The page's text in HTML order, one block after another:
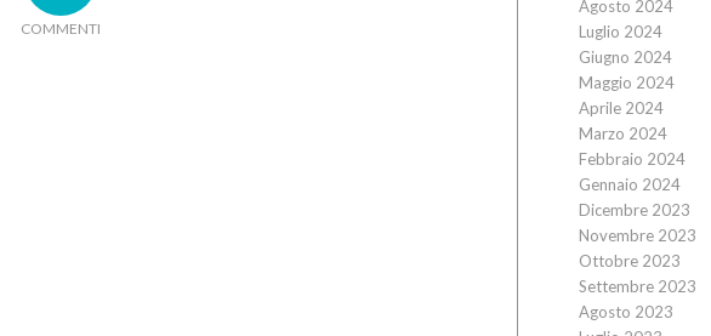
COMMENTI
Agosto 2024
Luglio 2024
Giugno 2024
Maggio 2024
Aprile 2024
Marzo 2024
Febbraio 2024
Gennaio 2024
Dicembre 2023
Novembre 2023
Ottobre 2023
Settembre 2023
Agosto 2023